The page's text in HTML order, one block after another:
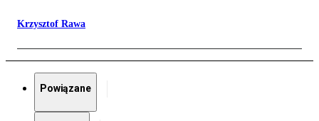
Krzysztof Rawa
Powiązane